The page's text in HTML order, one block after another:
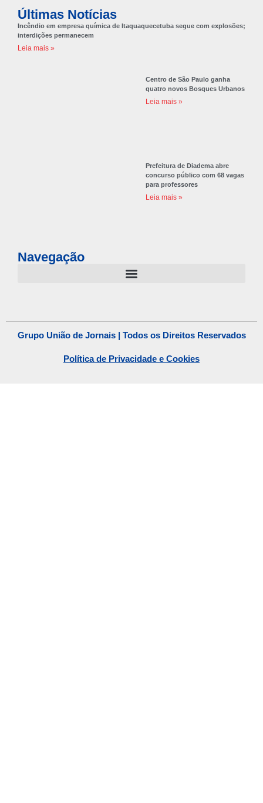
Últimas Notícias
Incêndio em empresa química de Itaquaquecetuba segue com explosões;
interdições permanecem
Leia mais »
Centro de São Paulo ganha
quatro novos Bosques Urbanos
Leia mais »
Prefeitura de Diadema abre
concurso público com 68 vagas
para professores
Leia mais »
Navegação
Grupo União de Jornais | Todos os Direitos Reservados
Política de Privacidade e Cookies